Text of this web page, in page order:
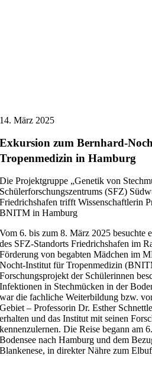
14. März 2025
Exkursion zum Bernhard-
Tropenmedizin in Hamburg
Die Projektgruppe „Genetik von
Schülerforschungszentrums (SFZ)
Friedrichshafen trifft Wissenschaftlerin
BNITM in Hamburg
Vom 6. bis zum 8. März 2025 besuchte
des SFZ-Standorts Friedrichshafen im
Förderung von begabten Mädchen im
Nocht-Institut für Tropenmedizin
Forschungsprojekt der Schülerinnen
Infektionen in Stechmücken in der
war die fachliche Weiterbildung bzw.
Gebiet – Professorin Dr. Esther
erhalten und das Institut mit seinen
kennenzulernen. Die Reise begann am
Bodensee nach Hamburg und dem
Blankenese, in direkter Nähre zum